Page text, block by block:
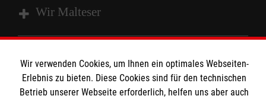
Wir Malteser
Angebote und Leistungen
Unsere Kurse
Informationen
Wir verwenden Cookies, um Ihnen ein optimales Webseiten-
Erlebnis zu bieten. Diese Cookies sind für den technischen
Betrieb unserer Webseite erforderlich, helfen uns aber auch